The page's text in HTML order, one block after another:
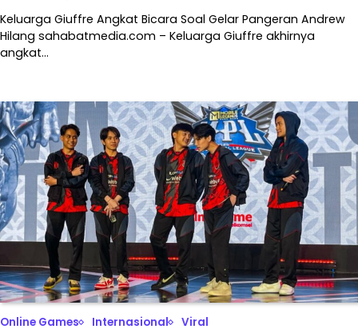
Keluarga Giuffre Angkat Bicara Soal Gelar Pangeran Andrew
Hilang sahabatmedia.com – Keluarga Giuffre akhirnya
angkat…
Online Games Internasional Viral